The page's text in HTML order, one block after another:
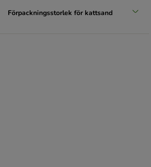
Förpackningsstorlek för kattsand